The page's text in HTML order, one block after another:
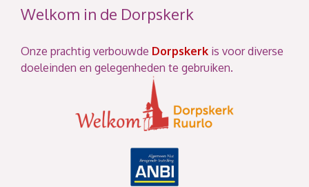
Welkom in de Dorpskerk
Onze prachtig verbouwde Dorpskerk is voor diverse
doeleinden en gelegenheden te gebruiken.